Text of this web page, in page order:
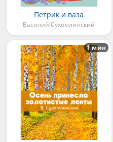
Петрик и ваза
Василий Сухомлинский
1 мин